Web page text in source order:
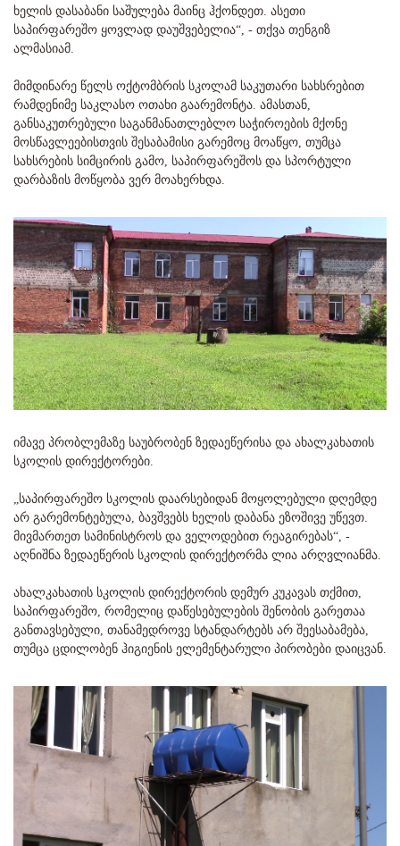
ხელის დასაბანი საშულება მაინც ჰქონდეთ. ასეთი
საპირფარეშო ყოვლად დაუშვებელია“, - თქვა თენგიზ
ალმასიამ.
მიმდინარე წელს ოქტომბრის სკოლამ საკუთარი სახსრებით
რამდენიმე საკლასო ოთახი გაარემონტა. ამასთან,
განსაკუთრებული საგანმანათლებლო საჭიროების მქონე
მოსწავლეებისთვის შესაბამისი გარემოც მოაწყო, თუმცა
სახსრების სიმცირის გამო, საპირფარეშოს და სპორტული
დარბაზის მოწყობა ვერ მოახერხდა.
იმავე პრობლემაზე საუბრობენ ზედაეწერისა და ახალკახათის
სკოლის დირექტორები.
„საპირფარეშო სკოლის დაარსებიდან მოყოლებული დღემდე
არ გარემონტებულა, ბავშვებს ხელის დაბანა ეზოშივე უწევთ.
მივმართეთ სამინისტროს და ველოდებით რეაგირებას“, -
აღნიშნა ზედაეწერის სკოლის დირექტორმა ლია არღვლიანმა.
ახალკახათის სკოლის დირექტორის დემურ კუკავას თქმით,
საპირფარეშო, რომელიც დაწესებულების შენობის გარეთაა
განთავსებული, თანამედროვე სტანდარტებს არ შეესაბამება,
თუმცა ცდილობენ ჰიგიენის ელემენტარული პირობები დაიცვან.